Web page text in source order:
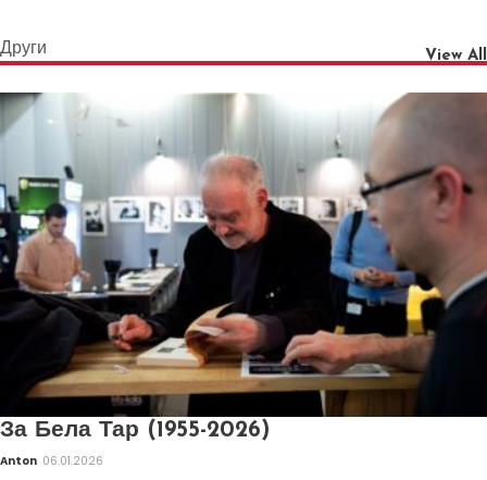
Други View All
За Бела Тар (1955-2026)
Anton 06.01.2026